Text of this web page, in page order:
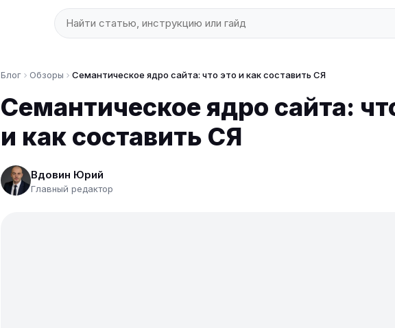
Блог Обзоры Семантическое ядро сайта: что это и как составить СЯ
Семантическое ядро сайта:
и как составить СЯ
Вдовин Юрий
Главный редактор